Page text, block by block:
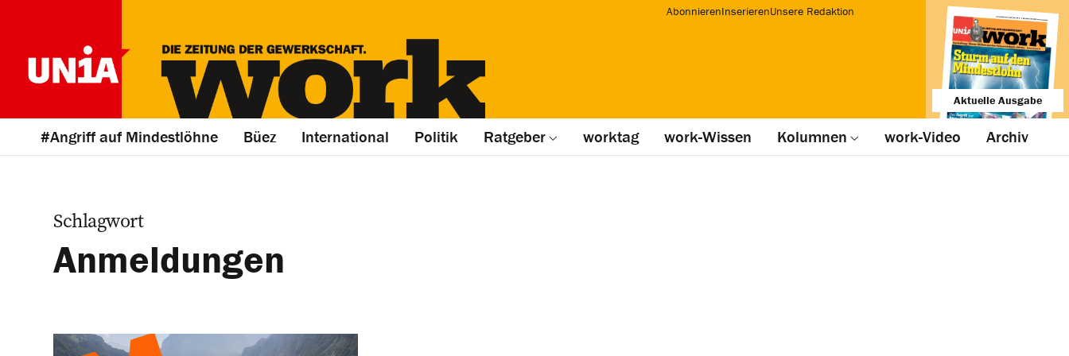
AbonnierenInserierenUnsere Redaktion
Aktuelle Ausgabe
#Angriff auf Mindestlöhne Büez International Politik Ratgeber worktag work-Wissen Kolumnen work-Video Archiv
Schlagwort
Anmeldungen